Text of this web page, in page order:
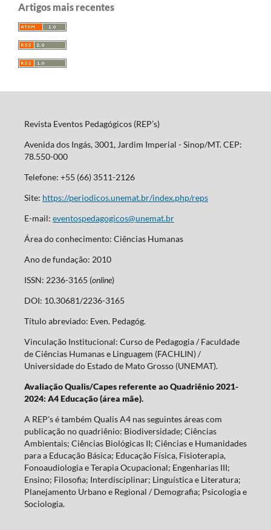
Artigos mais recentes
Revista Eventos Pedagógicos (REP’s)
Avenida dos Ingás, 3001, Jardim Imperial - Sinop/MT. CEP:
78.550-000
Telefone: +55 (66) 3511-2126
Site: https://periodicos.unemat.br/index.php/reps
E-mail: eventospedagogicos@unemat.br
Área do conhecimento: Ciências Humanas
Ano de fundação: 2010
ISSN: 2236-3165 (online)
DOI: 10.30681/2236-3165
Título abreviado: Even. Pedagóg.
Vinculação Institucional: Curso de Pedagogia / Faculdade
de Ciências Humanas e Linguagem (FACHLIN) /
Universidade do Estado de Mato Grosso (UNEMAT).
Avaliação Qualis/Capes referente ao Quadriênio 2021-
2024: A4 Educação (área mãe).
A REP's é também Qualis A4 nas seguintes áreas com
publicação no quadriênio: Biodiversidade; Ciências
Ambientais; Ciências Biológicas II; Ciências e Humanidades
para a Educação Básica; Educação Física, Fisioterapia,
Fonoaudiologia e Terapia Ocupacional; Engenharias III;
Ensino; Filosofia; Interdisciplinar; Linguística e Literatura;
Planejamento Urbano e Regional / Demografia; Psicologia e
Sociologia.